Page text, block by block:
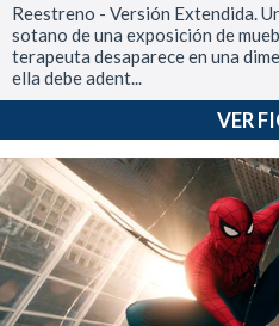
Reestreno - Versión Extendida.
sotano de una exposición de
terapeuta desaparece en una
ella debe adent...
VER